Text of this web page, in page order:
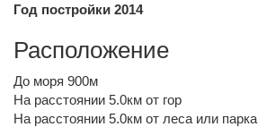
Год постройки 2014
Расположение
До моря 900м
На расстоянии 5.0км от гор
На расстоянии 5.0км от леса или парка